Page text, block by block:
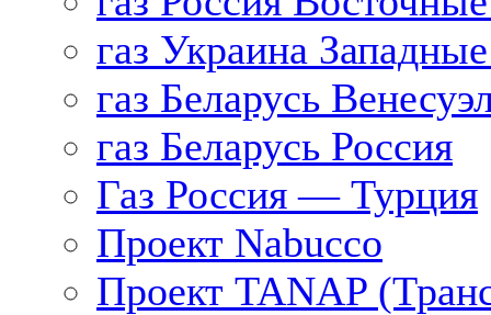
газ Украина
газ Беларусь
газ Беларусь Россия
Газ Россия — Турция
Проект Nabucco
Проект TANAP